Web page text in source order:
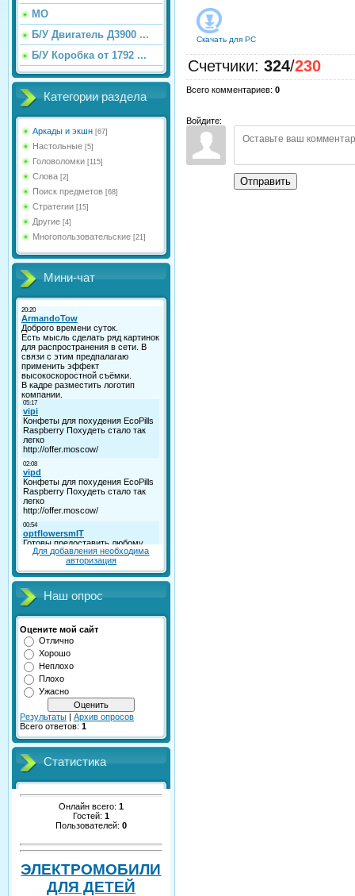
МО
Б/У Двигатель Д3900 ...
Б/У Коробка от 1792 ...
Категории раздела
Аркады и экшн [67]
Настольные [5]
Головоломки [115]
Слова [2]
Поиск предметов [68]
Стратегии [15]
Другие [4]
Многопользовательские [21]
Мини-чат
Для добавления необходима
авторизация
Наш опрос
Оцените мой сайт
Отлично
Хорошо
Неплохо
Плохо
Ужасно
Результаты | Архив опросов
Всего ответов: 1
Статистика
Онлайн всего: 1
Гостей: 1
Пользователей: 0
ЭЛЕКТРОМОБИЛИ
ДЛЯ ДЕТЕЙ
Скачать для PC
Счетчики: 324/230
Всего комментариев: 0
Войдите:
Отправить